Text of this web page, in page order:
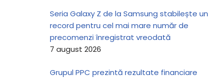
Seria Galaxy Z de la Samsung stabilește un
record pentru cel mai mare număr de
precomenzi înregistrat vreodată
7 august 2026
Grupul PPC prezintă rezultate financiare